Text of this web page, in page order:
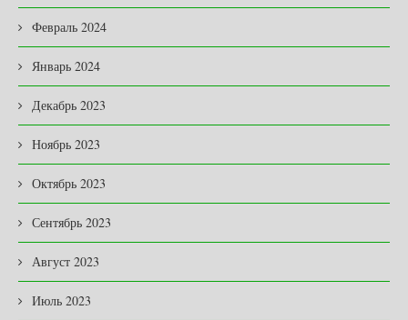
Февраль 2024
Январь 2024
Декабрь 2023
Ноябрь 2023
Октябрь 2023
Сентябрь 2023
Август 2023
Июль 2023